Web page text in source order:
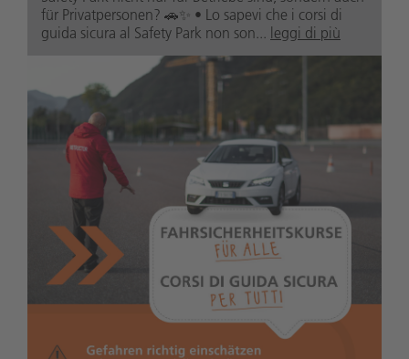
für Privatpersonen? 🚗✨ • Lo sapevi che i corsi di
guida sicura al Safety Park non son... leggi di più